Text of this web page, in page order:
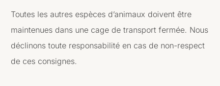
Toutes les autres espèces d’animaux doivent être
maintenues dans une cage de transport fermée. Nous
déclinons toute responsabilité en cas de non-respect
de ces consignes.